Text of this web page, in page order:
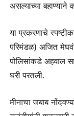
असल्याच्या बहाण्याने
या प्रकरणाचे
परिमंडळ) अजित
पोलिसांकडे अहवाल
घरी परतली.
मीनाचा जबाब